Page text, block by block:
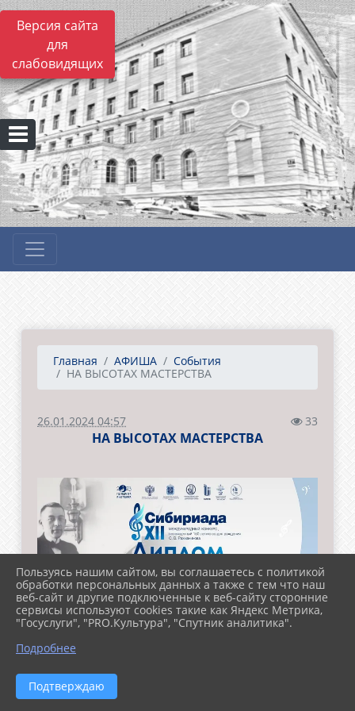
Версия сайта
для
слабовидящих
Главная АФИША
События
НА ВЫСОТАХ МАСТЕРСТВА
26.01.2024 04:57 33
НА ВЫСОТАХ МАСТЕРСТВА
Пользуясь нашим сайтом, вы соглашаетесь с политикой
обработки персональных данных а также с тем что наш
веб-сайт и другие подключенные к веб-сайту сторонние
сервисы используют cookies такие как Яндекс Метрика,
"Госуслуги", "PRO.Культура", "Спутник аналитика".
Подробнее
Подтверждаю